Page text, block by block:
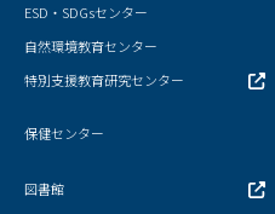
教職員の方へ
大学紹介
ESD・SDGsセンター
自然環境教育センター
特別支援教育研究センター
保健センター
図書館